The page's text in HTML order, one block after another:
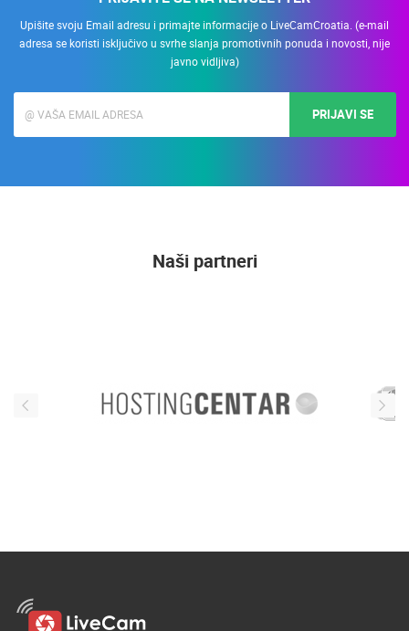
Upišite svoju Email adresu i primajte informacije o LiveCamCroatia. (e-mail
adresa se koristi isključivo u svrhe slanja promotivnih ponuda i novosti, nije
javno vidljiva)
PRIJAVI SE
Naši partneri